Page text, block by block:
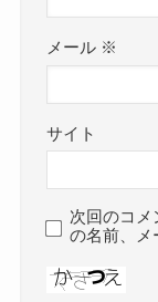
メール ※
サイト
次回のコメ
の名前、メ